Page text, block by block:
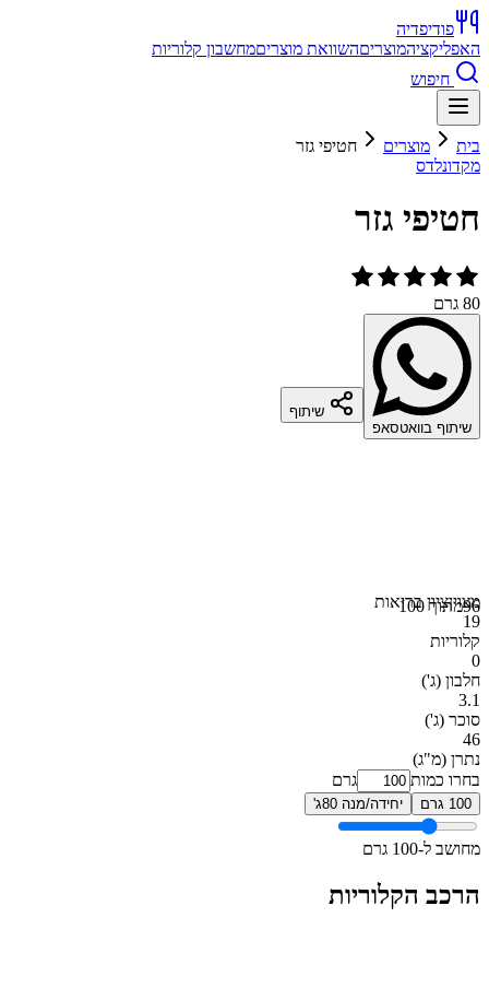
פודיפדיה
האפליקציהמוצריםהשוואת מוצריםמחשבון קלוריות
חיפוש
בית מוצרים
חטיפי גזר
מקדונלדס
חטיפי גזר
80 גרם
שיתוף בוואטסאפ
שיתוף
96מתוך 100מצויןציון בריאות
19
קלוריות
0
חלבון (ג')
3.1
סוכר (ג')
46
נתרן (מ"ג)
בחרו כמות
גרם
100 גרם יחידה/מנה 80ג'
מחושב ל-100 גרם
הרכב הקלוריות